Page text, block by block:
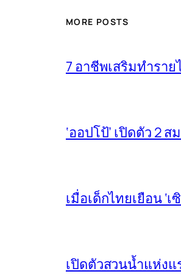
MORE POSTS
7 อาชีพเสริมทำรา
‘ออปโป้’ เปิดตัว 2
เมื่อเด็กไทยเยือน ‘เ
เปิดตัวสวนน้ำแห่งแ